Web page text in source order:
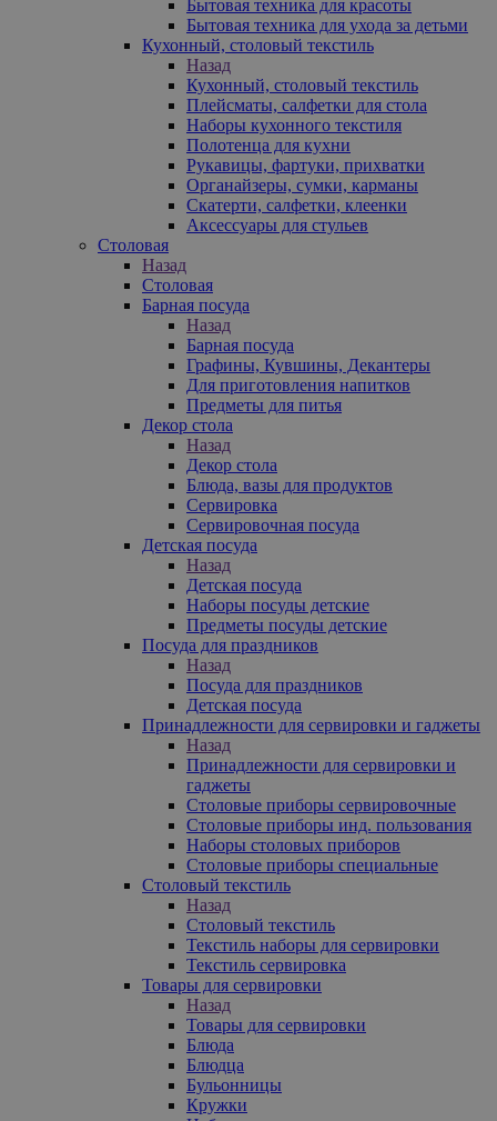
Бытовая техника для красоты
Бытовая техника для ухода за детьми
Кухонный, столовый текстиль
Назад
Кухонный, столовый текстиль
Плейсматы, салфетки для стола
Наборы кухонного текстиля
Полотенца для кухни
Рукавицы, фартуки, прихватки
Органайзеры, сумки, карманы
Скатерти, салфетки, клеенки
Аксессуары для стульев
Столовая
Назад
Столовая
Барная посуда
Назад
Барная посуда
Графины, Кувшины, Декантеры
Для приготовления напитков
Предметы для питья
Декор стола
Назад
Декор стола
Блюда, вазы для продуктов
Сервировка
Сервировочная посуда
Детская посуда
Назад
Детская посуда
Наборы посуды детские
Предметы посуды детские
Посуда для праздников
Назад
Посуда для праздников
Детская посуда
Принадлежности для сервировки и гаджеты
Назад
Принадлежности для сервировки и
гаджеты
Столовые приборы сервировочные
Столовые приборы инд. пользования
Наборы столовых приборов
Столовые приборы специальные
Столовый текстиль
Назад
Столовый текстиль
Текстиль наборы для сервировки
Текстиль сервировка
Товары для сервировки
Назад
Товары для сервировки
Блюда
Блюдца
Бульонницы
Кружки